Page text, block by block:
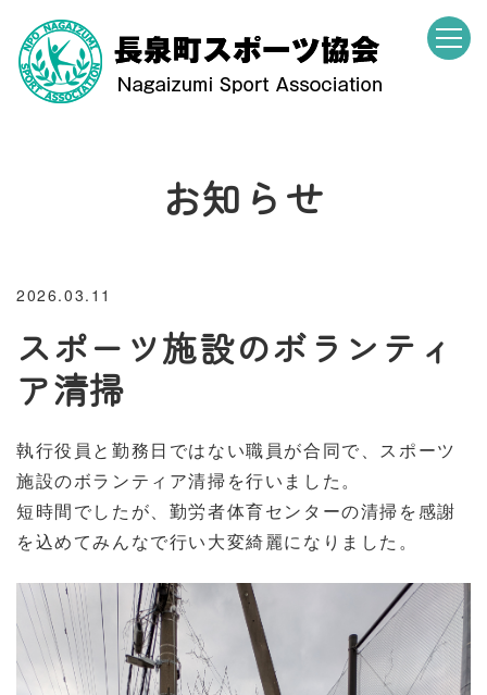
お知らせ
2026.03.11
スポーツ施設のボランティ
ア清掃
執行役員と勤務日ではない職員が合同で、スポーツ
施設のボランティア清掃を行いました。
短時間でしたが、勤労者体育センターの清掃を感謝
を込めてみんなで行い大変綺麗になりました。